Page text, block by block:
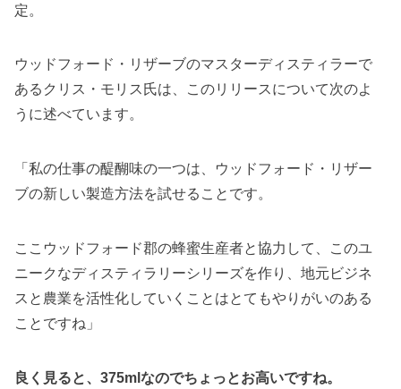
定。
ウッドフォード・リザーブのマスターディスティラーで
あるクリス・モリス氏は、このリリースについて次のよ
うに述べています。
「私の仕事の醍醐味の一つは、ウッドフォード・リザー
ブの新しい製造方法を試せることです。
ここウッドフォード郡の蜂蜜生産者と協力して、このユ
ニークなディスティラリーシリーズを作り、地元ビジネ
スと農業を活性化していくことはとてもやりがいのある
ことですね」
良く見ると、375mlなのでちょっとお高いですね。